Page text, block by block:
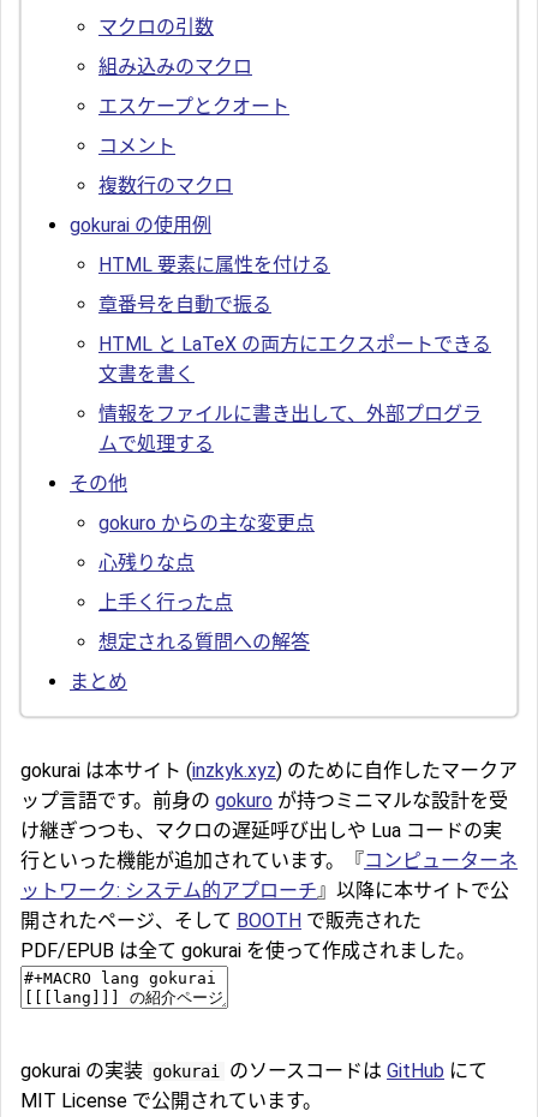
マクロの引数
組み込みのマクロ
エスケープとクオート
コメント
複数行のマクロ
gokurai の使用例
HTML 要素に属性を付ける
章番号を自動で振る
HTML と LaTeX の両方にエクスポートできる
文書を書く
情報をファイルに書き出して、外部プログラ
ムで処理する
その他
gokuro からの主な変更点
心残りな点
上手く行った点
想定される質問への解答
まとめ
gokurai は本サイト (inzkyk.xyz) のために自作したマークア
ップ言語です。前身の gokuro が持つミニマルな設計を受
け継ぎつつも、マクロの遅延呼び出しや Lua コードの実
行といった機能が追加されています。『コンピューターネ
ットワーク: システム的アプローチ』以降に本サイトで公
開されたページ、そして BOOTH で販売された
PDF/EPUB は全て gokurai を使って作成されました。
gokurai の実装 gokurai のソースコードは GitHub にて
MIT License で公開されています。